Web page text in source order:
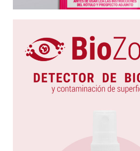
BioZoom | Detector
biofilms y contaminación en
Diseñada para